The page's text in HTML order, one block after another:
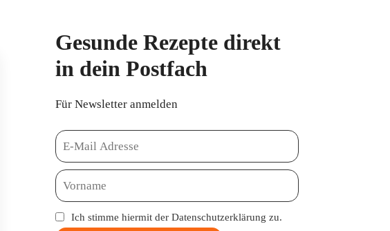
Gesunde Rezepte direkt
in dein Postfach
Für Newsletter anmelden
Ich stimme hiermit der Datenschutzerklärung zu.